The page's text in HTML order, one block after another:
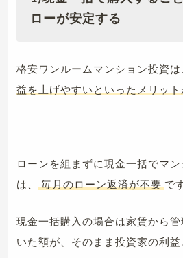
ローが安定する
格安ワンルームマンション投資は
益を上げやすいといったメリット
ローンを組まずに現金一括でマ
は、
毎月のローン返済が不要 で
現金一括購入の場合は家賃から
いた額が、そのまま投資家の利益